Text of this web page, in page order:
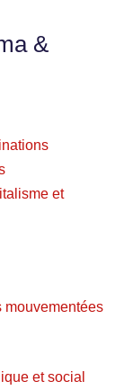
&
et
mouvementées
et social